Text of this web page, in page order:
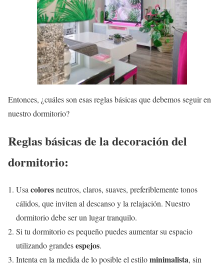
Entonces, ¿cuáles son esas reglas básicas que debemos seguir en
nuestro dormitorio?
Reglas básicas de la decoración del
dormitorio:
Usa coloresneutros, claros, suaves, preferiblemente tonos
cálidos, que inviten al descanso y la relajación. Nuestro
dormitorio debe ser un lugar tranquilo.
Si tu dormitorio es pequeño puedes aumentar su espacio
utilizando grandesespejos.
Intenta en la medida de lo posible el estilominimalista, sin